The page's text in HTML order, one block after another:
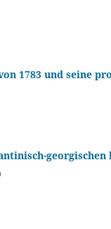
1783 und seine